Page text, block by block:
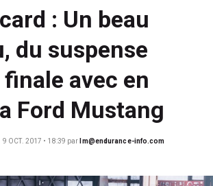
: Un beau
du suspense
avec en
Ford Mustang
9 OCT. 2017 • 18:39 par lm@endurance-info.com